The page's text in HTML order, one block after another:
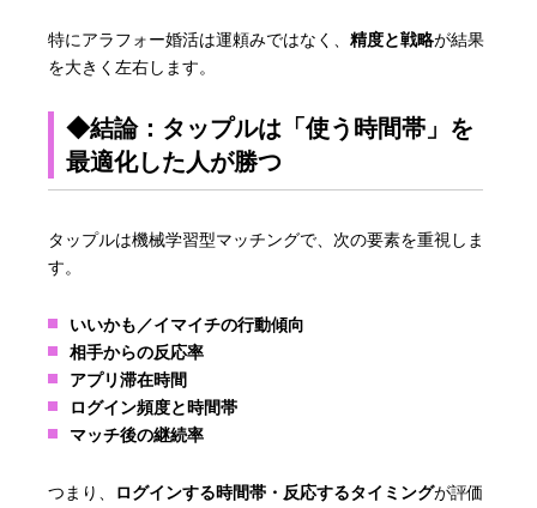
特にアラフォー婚活は運頼みではなく、精度と戦略が結果
を大きく左右します。
◆結論：タップルは「使う時間帯」を
最適化した人が勝つ
タップルは機械学習型マッチングで、次の要素を重視しま
す。
いいかも／イマイチの行動傾向
相手からの反応率
アプリ滞在時間
ログイン頻度と時間帯
マッチ後の継続率
つまり、 ログインする時間帯・反応するタイミングが評価